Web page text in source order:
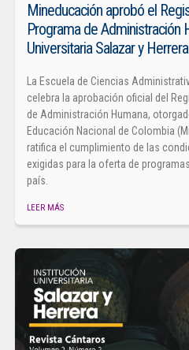
Mineducación aprobó el
Programa de Administración
Universitaria Salazar y Herrera
La Escuela de Ciencias
celebra la aprobación oficial del
de Administración Humana,
Educación Nacional de Colombia
ratifica el cumplimiento de las
exigidas para la oferta de
país.
LEER MÁS